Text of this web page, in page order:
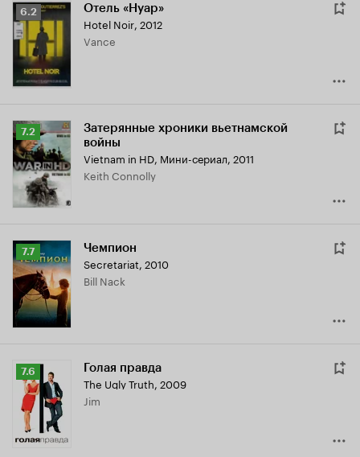
Рейтинг
Кинопоиска
6.2
6.2 Отель «Нуар»
Hotel Noir, 2012
Vance
Рейтинг
Кинопоиска
7.2
7.2
Затерянные хроники вьетнамской
войны
Vietnam in HD, Мини-сериал, 2011
Keith Connolly
Рейтинг
Кинопоиска
7.7
7.7 Чемпион
Secretariat, 2010
Bill Nack
Рейтинг
Кинопоиска
7.6
7.6 Голая правда
The Ugly Truth, 2009
Jim